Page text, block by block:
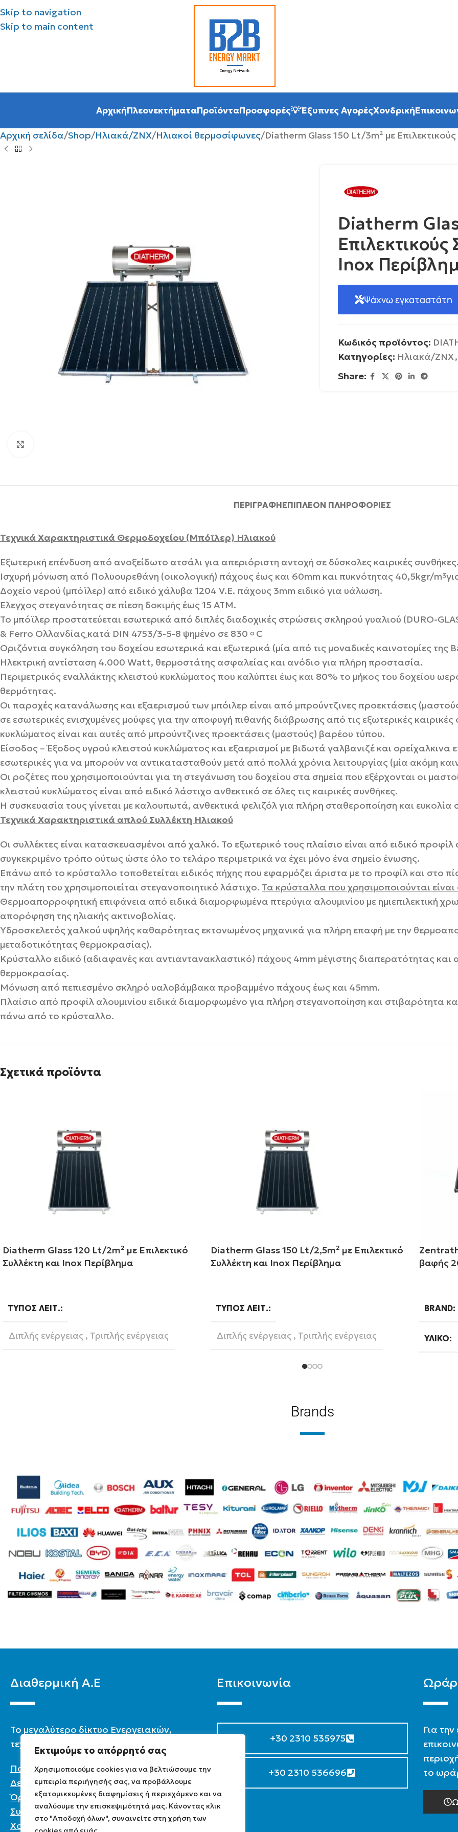
Εκτιμούμε το απόρρητό σας
Χρησιμοποιούμε cookies για να βελτιώσουμε την
εμπειρία περιήγησής σας, να προβάλλουμε
εξατομικευμένες διαφημίσεις ή περιεχόμενο και να
αναλύουμε την επισκεψιμότητά μας. Κάνοντας κλικ
στο "Αποδοχή όλων", συναινείτε στη χρήση των
Skip to navigation
Skip to main content
ΑρχικήΠλεονεκτήματαΠροϊόνταΠροσφορές💡 Έξυπνες ΑγορέςΧονδρική
Αρχική σελίδα Shop Ηλιακά/ΖΝΧ Ηλιακοί θερμοσίφωνες Diatherm Glass 150 Lt/3m² με
Diatherm
Επιλεκτικούς
Inox
Ψάχνω εγκαταστάτη
Κωδικός προϊόντος:
Κατηγορίες: Ηλιακά/ΖΝΧ,
Share:
ΠΕΡΙΓΡΑΦΉΕΠΙΠΛΈΟΝ ΠΛΗΡΟΦΟΡΊΕΣ
Τεχνικά Χαρακτηριστικά Θερμοδοχείου (Μπόϊλερ) Ηλιακού
Εξωτερική επένδυση από ανοξείδωτο ατσάλι για απεριόριστη αντοχή σε δύσκολες καιρικές συνθήκες.
Ισχυρή μόνωση από Πολυουρεθάνη (οικολογική) πάχους έως και 60mm και πυκνότητας 40,5kgr/m3
Δοχείο νερού (μπόϊλερ) από ειδικό χάλυβα 1204 V.E. πάχους 3mm ειδικό για υάλωση.
Έλεγχος στεγανότητας σε πίεση δοκιμής έως 15 ATM.
Το μπόϊλερ προστατεύεται εσωτερικά από διπλές διαδοχικές στρώσεις σκληρού γυαλιού (DURO-
& Ferro Ολλανδίας κατά DIN 4753/3-5-8 ψημένο σε 830 o C
Οριζόντια συγκόληση του δοχείου εσωτερικά και εξωτερικά (μία από τις μοναδικές καινοτομίες της
Ηλεκτρική αντίσταση 4.000 Watt, θερμοστάτης ασφαλείας και ανόδιο για πλήρη προστασία.
Περιμετρικός εναλλάκτης κλειστού κυκλώματος που καλύπτει έως και 80% το μήκος του δοχείου
θερμότητας.
Οι παροχές κατανάλωσης και εξαερισμού των μπόιλερ είναι από μπρούντζινες προεκτάσεις
σε εσωτερικές ενισχυμένες μούφες για την αποφυγή πιθανής διάβρωσης από τις εξωτερικές
κυκλώματος είναι και αυτές από μπρούντζινες προεκτάσεις (μαστούς) βαρέου τύπου.
Είσοδος – Έξοδος υγρού κλειστού κυκλώματος και εξαερισμοί με βιδωτά γαλβανιζέ και ορείχαλκινα
εσωτερικές για να μπορούν να αντικατασταθούν μετά από πολλά χρόνια λειτουργίας (μία ακόμη
Οι ροζέτες που χρησιμοποιούνται για τη στεγάνωση του δοχείου στα σημεία που εξέρχονται οι
κλειστού κυκλώματος είναι από ειδικό λάστιχο ανθεκτικό σε όλες τις καιρικές συνθήκες.
Η συσκευασία τους γίνεται με καλουπωτά, ανθεκτικά φελιζόλ για πλήρη σταθεροποίηση και
Τεχνικά Χαρακτηριστικά απλού Συλλέκτη Ηλιακού
Οι συλλέκτες είναι κατασκευασμένοι από χαλκό. Το εξωτερικό τους πλαίσιο είναι από ειδικό
συγκεκριμένο τρόπο ούτως ώστε όλο το τελάρο περιμετρικά να έχει μόνο ένα σημείο ένωσης.
Επάνω από το κρύσταλλο τοποθετείται ειδικός πήχης που εφαρμόζει άριστα με το προφίλ και στο
την πλάτη του χρησιμοποιείται στεγανοποιητικό λάστιχο. Τα κρύσταλλα που χρησιμοποιούνται
Θερμοαπορροφητική επιφάνεια από ειδικά διαμορφωμένα πτερύγια αλουμινίου με ημιεπιλεκτική
απορόφηση της ηλιακής ακτινοβολίας.
Υδροσκελετός χαλκού υψηλής καθαρότητας εκτονωμένος μηχανικά για πλήρη επαφή με την
μεταδοτικότητας θερμοκρασίας).
Κρύσταλλο ειδικό (αδιαφανές και αντιαντανακλαστικό) πάχους 4mm μέγιστης διαπερατότητας
θερμοκρασίας.
Μόνωση από πεπιεσμένο σκληρό υαλοβάμβακα προβαμμένο πάχους έως και 45mm.
Πλαίσιο από προφίλ αλουμινίου ειδικά διαμορφωμένο για πλήρη στεγανοποίηση και στιβαρότητα
πάνω από το κρύσταλλο.
Σχετικά προϊόντα
Diatherm Glass 120 Lt/2m² με Επιλεκτικό
Συλλέκτη και Inox Περίβλημα
ΤΎΠΟΣ ΛΕΙΤ.
Διπλής ενέργειας , Τριπλής ενέργειας
ΑΡ. ΣΥΛΛΕΚΤΏΝ
ΛΊΤΡΑ 120
Επιλεκτικός συλλέκτης
Diatherm Glass 150 Lt/2,5m² με Επιλεκτικό
Συλλέκτη και Inox Περίβλημα
ΤΎΠΟΣ ΛΕΙΤ.
Διπλής ενέργειας , Τριπλής ενέργειας
Κεραμοσκεπή,Ταράτσα
ΑΡ. ΣΥΛΛΕΚΤΏΝ 1
ΛΊΤΡΑ 150
ΣΥΛΛΈΚΤΗΣ Επιλεκτικός συλλέκτης
βαφής
BRAND
ΥΛΙΚΌ
Διπλής
ΒΆΣΗ
Brands
Διαθερμική Α.Ε
To μεγαλύτερο δίκτυο Ενεργειακών,
τεχνικών & καταστημάτων στην Ελλάδα.
Πολιτική Προστασίας Προσωπικών
Δεδομένων
Όροι χρήσης
Συχνές ερωτήσεις
Χονδρική
Επικοινωνία
+30 2310 535975
+30 2310 536696
Για
το